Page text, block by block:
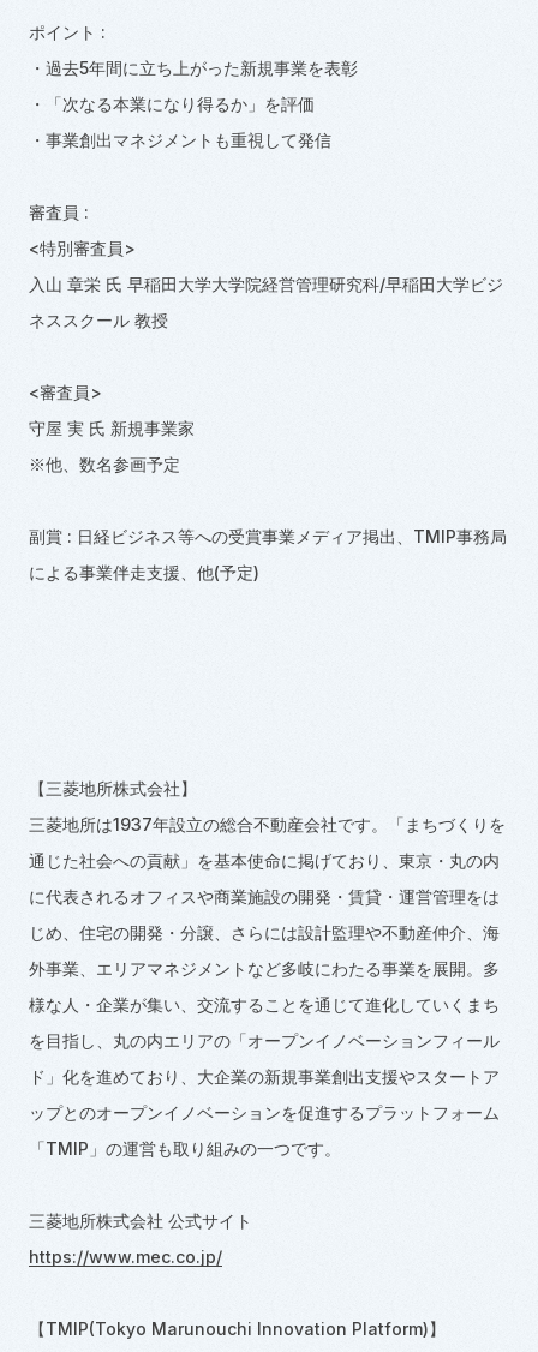
ポイント :
・過去5年間に立ち上がった新規事業を表彰
・「次なる本業になり得るか」を評価
・事業創出マネジメントも重視して発信
審査員 :
<特別審査員>
入山 章栄 氏 早稲田大学大学院経営管理研究科/早稲田大学ビジ
ネススクール 教授
<審査員>
守屋 実 氏 新規事業家
※他、数名参画予定
副賞 : 日経ビジネス等への受賞事業メディア掲出、TMIP事務局
による事業伴走支援、他(予定)
【三菱地所株式会社】
三菱地所は1937年設立の総合不動産会社です。「まちづくりを
通じた社会への貢献」を基本使命に掲げており、東京・丸の内
に代表されるオフィスや商業施設の開発・賃貸・運営管理をは
じめ、住宅の開発・分譲、さらには設計監理や不動産仲介、海
外事業、エリアマネジメントなど多岐にわたる事業を展開。多
様な人・企業が集い、交流することを通じて進化していくまち
を目指し、丸の内エリアの「オープンイノベーションフィール
ド」化を進めており、大企業の新規事業創出支援やスタートア
ップとのオープンイノベーションを促進するプラットフォーム
「TMIP」の運営も取り組みの一つです。
三菱地所株式会社 公式サイト
https://www.mec.co.jp/
【TMIP(Tokyo Marunouchi Innovation Platform)】